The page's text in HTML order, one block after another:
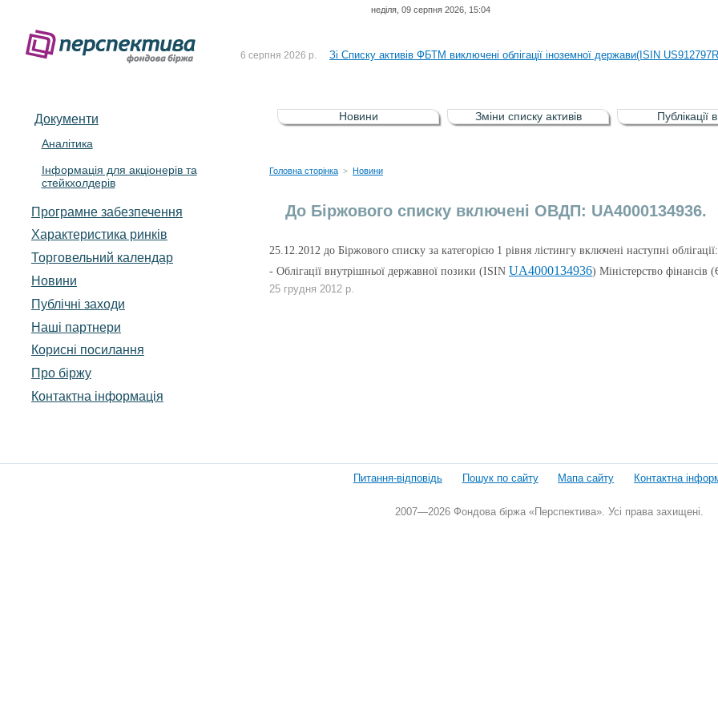
неділя, 09 серпня 2026, 15:04
До Списку активів регульованого фондового ринку (РФР) включена
6 серпня 2026 р. Зі Списку активів ФБТМ виключені облігації іноземної держави(ISIN
5 серпня 2026 р. Зі списку активів РФР виключені Облігація внутрішніх державних позик
4 серпня 2026 р. До Списку активів регульованого фондового ринку (РФР) включена
Документи
Аналітика
Інформація для акціонерів та
стейкхолдерів
Програмне забезпечення
Характеристика pинків
Торговельний календар
Новини
Публічні заходи
Наші партнери
Корисні посилання
Про біржу
Контактна інформація
Новини Зміни списку активів Публікації
Головна сторінка > Новини
До Біржового списку включені ОВДП: UA4000134936.
25 .12.2012 до Біржового списку за категорією 1 рівня лістингу включені наступні облігації:
- Облігації внутрішньої державної позики (ISIN UA4000134936) Міністерство
25 грудня 2012 р.
Питання-відповідь Пошук по сайту Мапа сайту Контактна
2007—2026 Фондова біржа «Перспектива». Усі права захищені.